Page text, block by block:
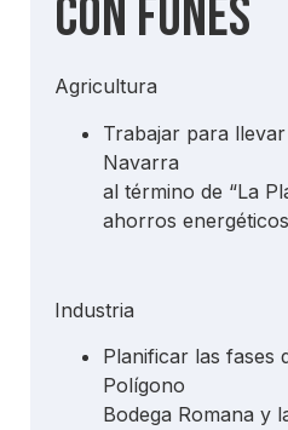
con Funes
Agricultura
Trabajar para
Navarra
al término de “La
ahorros
Industria
Planificar las fases
Polígono
Bodega Romana y